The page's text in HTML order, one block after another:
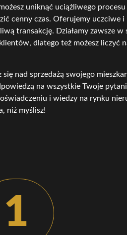
uniknąć uciążliwego
cenny czas. Oferujemy uczciwe
transakcję. Działamy zawsze
dlatego też możesz liczyć
się nad sprzedażą swojego
na wszystkie Twoje
i wiedzy na rynku
niż myślisz!
1